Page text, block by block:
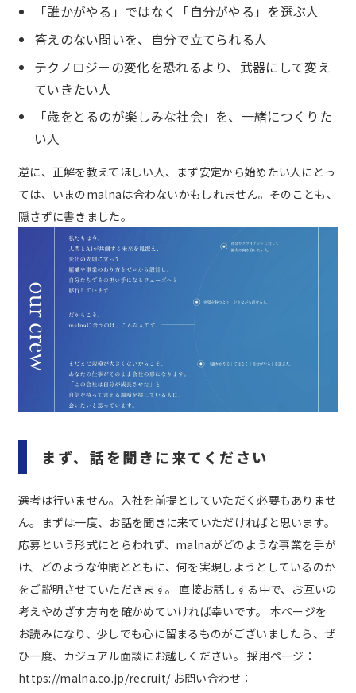
「誰かがやる」ではなく「自分がやる」を選ぶ人
答えのない問いを、自分で立てられる人
テクノロジーの変化を恐れるより、武器にして変え
ていきたい人
「歳をとるのが楽しみな社会」を、一緒につくりた
い人
逆に、正解を教えてほしい人、まず安定から始めたい人にとっ
ては、いまのmalnaは合わないかもしれません。そのことも、
隠さずに書きました。
まず、話を聞きに来てください
選考は行いません。入社を前提としていただく必要もありませ
ん。まずは一度、お話を聞きに来ていただければと思います。
応募という形式にとらわれず、malnaがどのような事業を手が
け、どのような仲間とともに、何を実現しようとしているのか
をご説明させていただきます。
直接お話しする中で、お互いの
考えやめざす方向を確かめていければ幸いです。
本ページを
お読みになり、少しでも心に留まるものがございましたら、ぜ
ひ一度、カジュアル面談にお越しください。
採用ページ：
https://malna.co.jp/recruit/ お問い合わせ：